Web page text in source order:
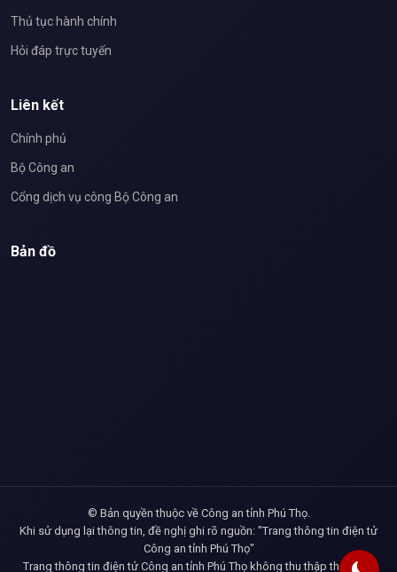
Thủ tục hành chính
Hỏi đáp trực tuyến
Liên kết
Chính phủ
Bộ Công an
Cổng dịch vụ công Bộ Công an
Bản đồ
© Bản quyền thuộc về Công an tỉnh Phú Thọ.
Khi sử dụng lại thông tin, đề nghị ghi rõ nguồn: "Trang thông tin điện tử
Công an tỉnh Phú Thọ"
Trang thông tin điện tử Công an tỉnh Phú Thọ không thu thập thông tin